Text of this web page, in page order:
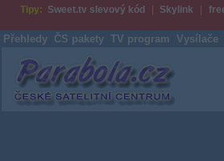
Tipy: Sweet.tv slevový kód Skylink
Přehledy ČS pakety TV program Vysílače
Parabola.cz